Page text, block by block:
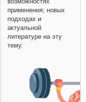
возможностях
применения; новых
подходах и
актуальной
литературе на эту
тему.